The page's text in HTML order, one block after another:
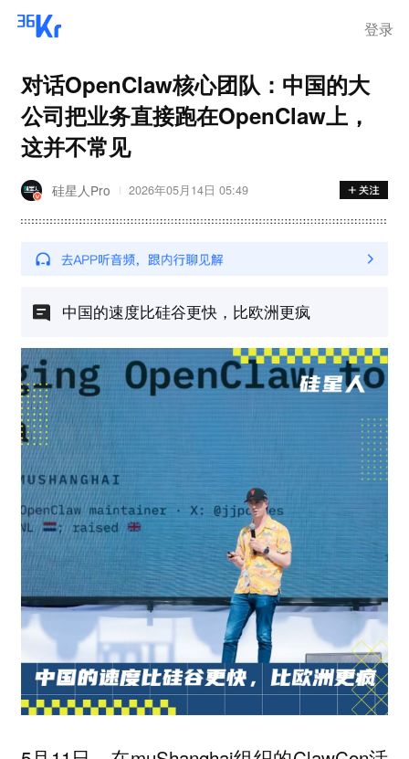
登录
对话OpenClaw核心团队：中国的大
公司把业务直接跑在OpenClaw上，
这并不常见
硅星人Pro 2026年05月14日 05:49
中国的速度比硅谷更快，比欧洲更疯